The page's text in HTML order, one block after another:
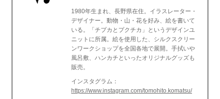
1980年生まれ、長野県在住。イラスレーター・
デザイナー。動物・山・花を好み、絵を書いて
いる。「チプカとプクチカ」というデザインユ
ニットに所属。絵を使用した、シルクスクリー
ンワークショップを全国各地で展開。手拭いや
風呂敷、ハンカチといったオリジナルグッズも
販売。
インスタグラム：
https://www.instagram.com/tomohito.komatsu/